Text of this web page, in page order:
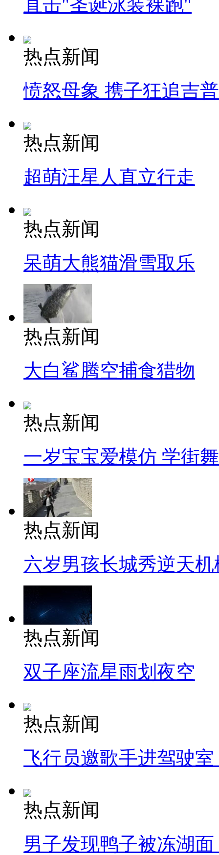
直击"圣诞泳装裸跑"
热点新闻
愤怒母象 携子狂追吉
热点新闻
超萌汪星人直立行走
热点新闻
呆萌大熊猫滑雪取乐
热点新闻
大白鲨腾空捕食猎物
热点新闻
一岁宝宝爱模仿 学街
热点新闻
六岁男孩长城秀逆天机
热点新闻
双子座流星雨划夜空
热点新闻
飞行员邀歌手进驾驶
热点新闻
男子发现鸭子被冻湖